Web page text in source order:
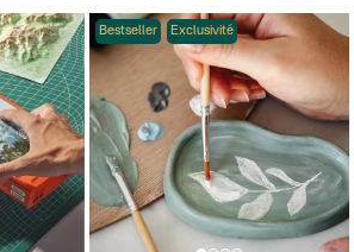
Bestseller Exclusivité